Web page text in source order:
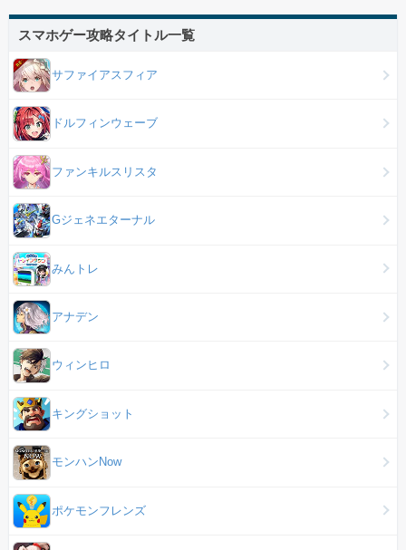
スマホゲー攻略タイトル一覧
サファイアスフィア
ドルフィンウェーブ
ファンキルスリスタ
Gジェネエターナル
みんトレ
アナデン
ウィンヒロ
キングショット
モンハンNow
ポケモンフレンズ